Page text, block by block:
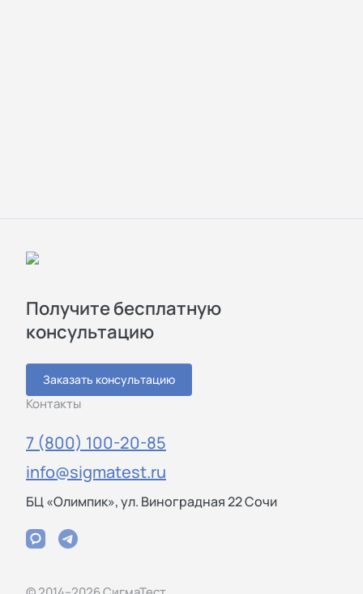
Получите бесплатную
консультацию
Заказать консультацию
Контакты
7 (800) 100-20-85
info@sigmatest.ru
БЦ «Олимпик», ул. Виноградная 22 Сочи